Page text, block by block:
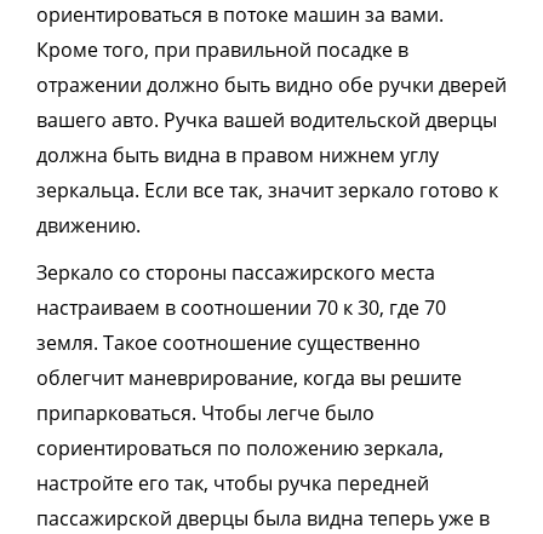
ориентироваться в потоке машин за вами.
Кроме того, при правильной посадке в
отражении должно быть видно обе ручки дверей
вашего авто. Ручка вашей водительской дверцы
должна быть видна в правом нижнем углу
зеркальца. Если все так, значит зеркало готово к
движению.
Зеркало со стороны пассажирского места
настраиваем в соотношении 70 к 30, где 70
земля. Такое соотношение существенно
облегчит маневрирование, когда вы решите
припарковаться. Чтобы легче было
сориентироваться по положению зеркала,
настройте его так, чтобы ручка передней
пассажирской дверцы была видна теперь уже в